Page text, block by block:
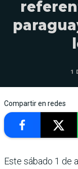
1
Compartir en redes
Este sábado 1 de